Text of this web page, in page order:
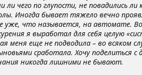
чего по глупости, не повадились ли
Иногда бывает тяжело вечно
уже, что называется, на автомате.
я выработал для себя целую
меня еще не подводила – во всяком
сработала. Хочу поделиться с
никогда лишними не бывают.